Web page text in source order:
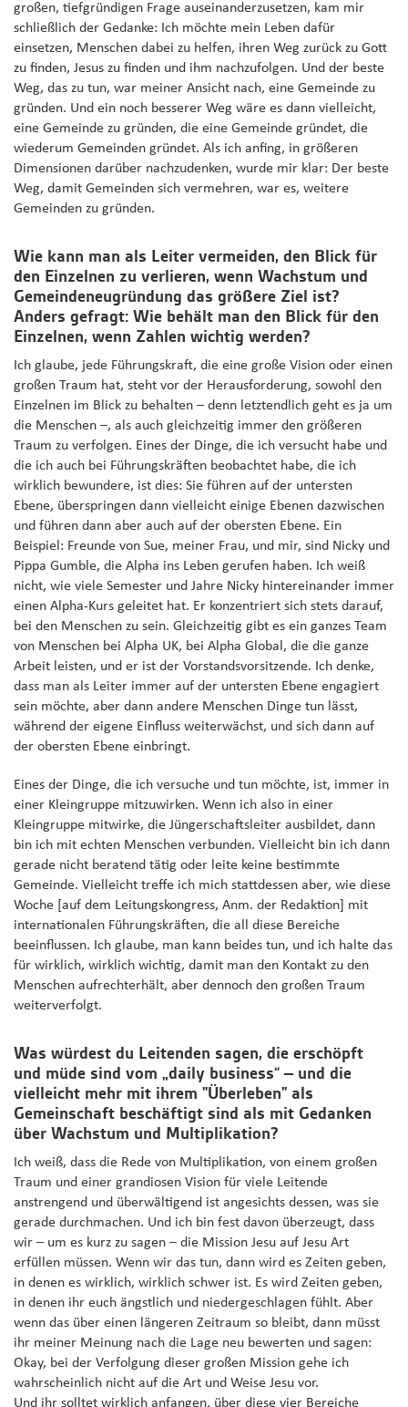
großen, tiefgründigen Frage auseinanderzusetzen, kam mir
schließlich der Gedanke: Ich möchte mein Leben dafür
einsetzen, Menschen dabei zu helfen, ihren Weg zurück zu Gott
zu finden, Jesus zu finden und ihm nachzufolgen. Und der beste
Weg, das zu tun, war meiner Ansicht nach, eine Gemeinde zu
gründen. Und ein noch besserer Weg wäre es dann vielleicht,
eine Gemeinde zu gründen, die eine Gemeinde gründet, die
wiederum Gemeinden gründet. Als ich anfing, in größeren
Dimensionen darüber nachzudenken, wurde mir klar: Der beste
Weg, damit Gemeinden sich vermehren, war es, weitere
Gemeinden zu gründen.
Wie kann man als Leiter vermeiden, den Blick für
den Einzelnen zu verlieren, wenn Wachstum und
Gemeindeneugründung das größere Ziel ist?
Anders gefragt: Wie behält man den Blick für den
Einzelnen, wenn Zahlen wichtig werden?
Ich glaube, jede Führungskraft, die eine große Vision oder einen
großen Traum hat, steht vor der Herausforderung, sowohl den
Einzelnen im Blick zu behalten – denn letztendlich geht es ja um
die Menschen –, als auch gleichzeitig immer den größeren
Traum zu verfolgen. Eines der Dinge, die ich versucht habe und
die ich auch bei Führungskräften beobachtet habe, die ich
wirklich bewundere, ist dies: Sie führen auf der untersten
Ebene, überspringen dann vielleicht einige Ebenen dazwischen
und führen dann aber auch auf der obersten Ebene. Ein
Beispiel: Freunde von Sue, meiner Frau, und mir, sind Nicky und
Pippa Gumble, die Alpha ins Leben gerufen haben. Ich weiß
nicht, wie viele Semester und Jahre Nicky hintereinander immer
einen Alpha-Kurs geleitet hat. Er konzentriert sich stets darauf,
bei den Menschen zu sein. Gleichzeitig gibt es ein ganzes Team
von Menschen bei Alpha UK, bei Alpha Global, die die ganze
Arbeit leisten, und er ist der Vorstandsvorsitzende. Ich denke,
dass man als Leiter immer auf der untersten Ebene engagiert
sein möchte, aber dann andere Menschen Dinge tun lässt,
während der eigene Einfluss weiterwächst, und sich dann auf
der obersten Ebene einbringt.
Eines der Dinge, die ich versuche und tun möchte, ist, immer in
einer Kleingruppe mitzuwirken. Wenn ich also in einer
Kleingruppe mitwirke, die Jüngerschaftsleiter ausbildet, dann
bin ich mit echten Menschen verbunden. Vielleicht bin ich dann
gerade nicht beratend tätig oder leite keine bestimmte
Gemeinde. Vielleicht treffe ich mich stattdessen aber, wie diese
Woche [auf dem Leitungskongress, Anm. der Redaktion] mit
internationalen Führungskräften, die all diese Bereiche
beeinflussen. Ich glaube, man kann beides tun, und ich halte das
für wirklich, wirklich wichtig, damit man den Kontakt zu den
Menschen aufrechterhält, aber dennoch den großen Traum
weiterverfolgt.
Was würdest du Leitenden sagen, die erschöpft
und müde sind vom „daily business“ – und die
vielleicht mehr mit ihrem "Überleben" als
Gemeinschaft beschäftigt sind als mit Gedanken
über Wachstum und Multiplikation?
Ich weiß, dass die Rede von Multiplikation, von einem großen
Traum und einer grandiosen Vision für viele Leitende
anstrengend und überwältigend ist angesichts dessen, was sie
gerade durchmachen. Und ich bin fest davon überzeugt, dass
wir – um es kurz zu sagen – die Mission Jesu auf Jesu Art
erfüllen müssen. Wenn wir das tun, dann wird es Zeiten geben,
in denen es wirklich, wirklich schwer ist. Es wird Zeiten geben,
in denen ihr euch ängstlich und niedergeschlagen fühlt. Aber
wenn das über einen längeren Zeitraum so bleibt, dann müsst
ihr meiner Meinung nach die Lage neu bewerten und sagen:
Okay, bei der Verfolgung dieser großen Mission gehe ich
wahrscheinlich nicht auf die Art und Weise Jesu vor.
Und ihr solltet wirklich anfangen, über diese vier Bereiche